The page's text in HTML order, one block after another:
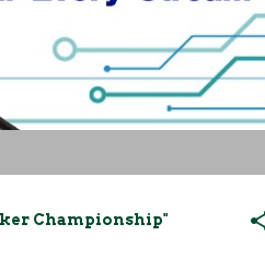
Championship"